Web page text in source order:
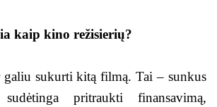
kaip kino režisierių?
galiu sukurti kitą filmą. Tai – sunkus
pritraukti finansavimą,